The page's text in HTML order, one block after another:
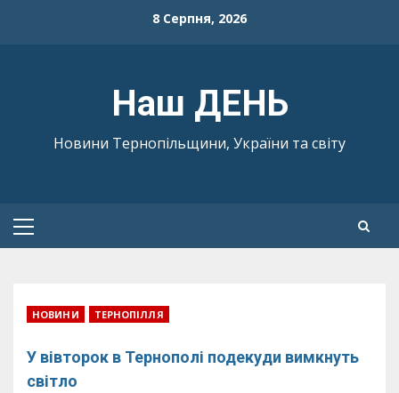
8 Серпня, 2026
Наш ДЕНЬ
Новини Тернопільщини, України та світу
Primary
НОВИНИ ТЕРНОПІЛЛЯ
У вівторок в Тернополі подекуди вимкнуть
світло